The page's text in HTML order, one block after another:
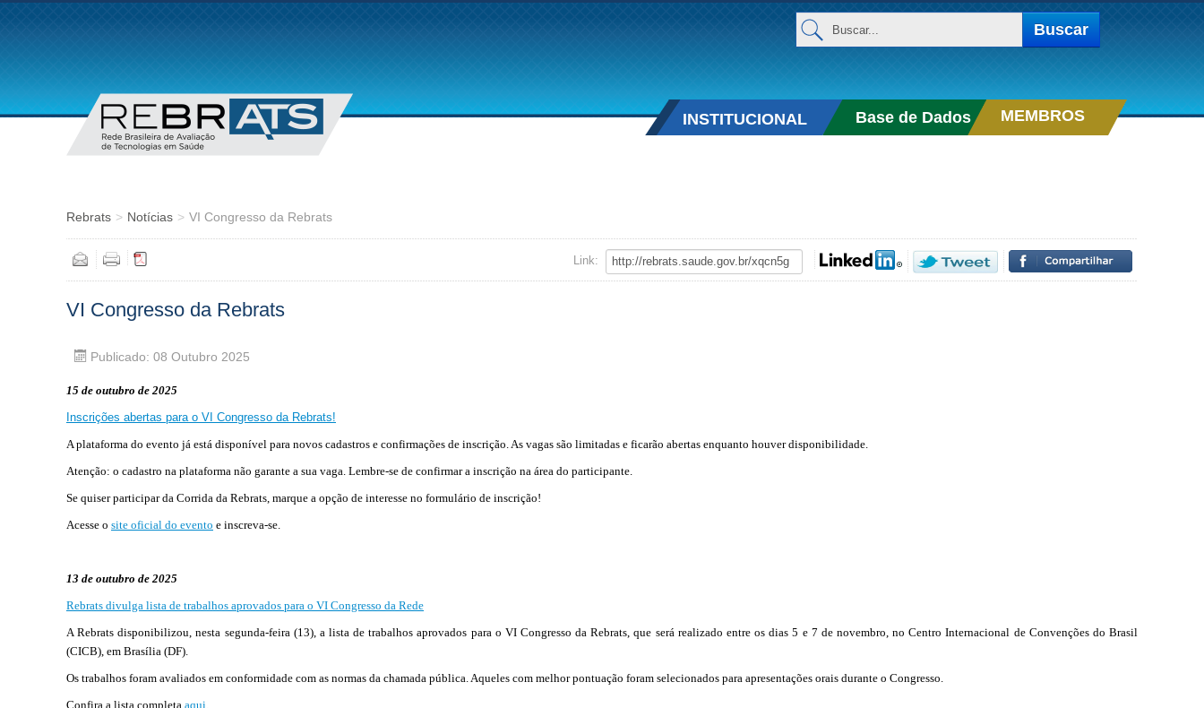
Buscar...
Buscar
INSTITUCIONAL Base de Dados MEMBROS
Rebrats > Notícias > VI Congresso da Rebrats
Link:
VI Congresso da Rebrats
Publicado: 08 Outubro 2025
15 de outubro de 2025
Inscrições abertas para o VI Congresso da Rebrats!
A plataforma do evento já está disponível para novos cadastros e confirmações de inscrição. As vagas são limitadas e ficarão abertas enquanto houver disponibilidade.
Atenção: o cadastro na plataforma não garante a sua vaga. Lembre-se de confirmar a inscrição na área do participante.
Se quiser participar da Corrida da Rebrats, marque a opção de interesse no formulário de inscrição!
Acesse o site oficial do evento e inscreva-se.
13 de outubro de 2025
Rebrats divulga lista de trabalhos aprovados para o VI Congresso da Rede
A Rebrats disponibilizou, nesta segunda-feira (13), a lista de trabalhos aprovados para o VI Congresso da Rebrats, que será realizado entre os dias 5 e 7 de novembro, no Centro Internacional de Convenções do Brasil
(CICB), em Brasília (DF).
Os trabalhos foram avaliados em conformidade com as normas da chamada pública. Aqueles com melhor pontuação foram selecionados para apresentações orais durante o Congresso.
Confira a lista completa aqui.